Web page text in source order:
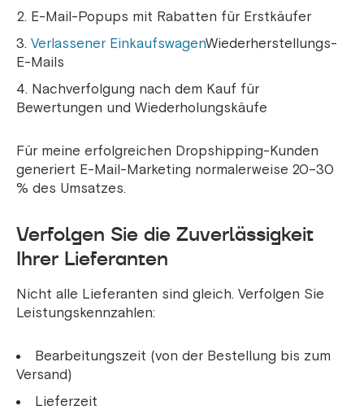
E-Mail-Popups mit Rabatten für Erstkäufer
Verlassener EinkaufswagenWiederherstellungs-
E-Mails
Nachverfolgung nach dem Kauf für
Bewertungen und Wiederholungskäufe
Für meine erfolgreichen Dropshipping-Kunden
generiert E-Mail-Marketing normalerweise 20–30
% des Umsatzes.
Verfolgen Sie die Zuverlässigkeit
Ihrer Lieferanten
Nicht alle Lieferanten sind gleich. Verfolgen Sie
Leistungskennzahlen:
Bearbeitungszeit (von der Bestellung bis zum
Versand)
Lieferzeit